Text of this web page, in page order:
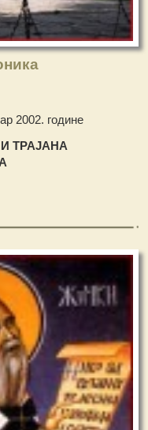
2002. године
ТРАЈАНА